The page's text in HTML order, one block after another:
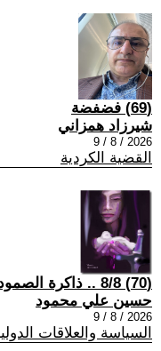
(69) فضفضة
شيرزاد همزاني
2026 / 8 / 9
القضية الكردية
(70) 8/8 .. ذاكرة الصمود ومعنى الانتصار
حسين علي محمود
2026 / 8 / 9
السياسة والعلاقات